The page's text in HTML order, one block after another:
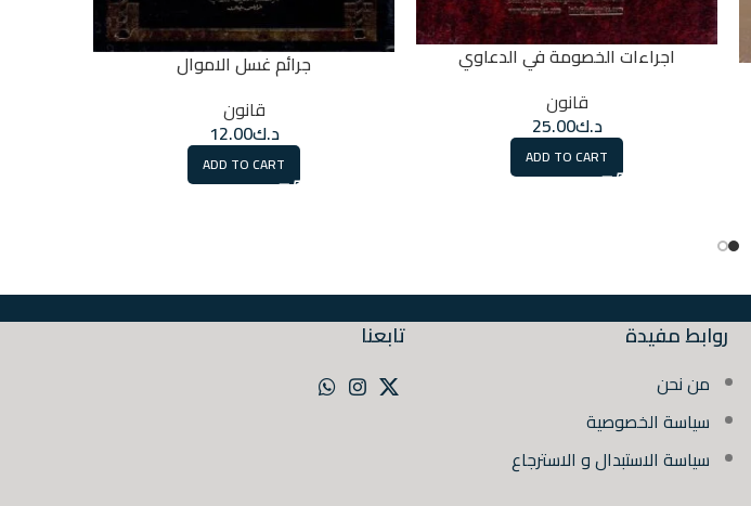
اجراءات الخصومة في الدعاوي
قانون
د.ك25.00
ADD TO CART
جرائم غسل الاموال
قانون
د.ك12.00
ADD TO CART
روابط مفيدة
من نحن
سياسة الخصوصية
سياسة الاستبدال و الاسترجاع
تابعنا